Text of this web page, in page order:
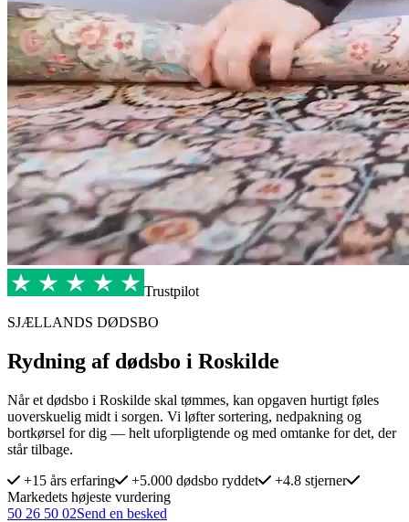
Trustpilot
SJÆLLANDS DØDSBO
Rydning af dødsbo i Roskilde
Når et dødsbo i Roskilde skal tømmes, kan opgaven hurtigt føles
uoverskuelig midt i sorgen. Vi løfter sortering, nedpakning og
bortkørsel for dig — helt uforpligtende og med omtanke for det, der
står tilbage.
+15 års erfaring
+5.000 dødsbo ryddet
+4.8 stjerner
Markedets højeste vurdering
50 26 50 02Send en besked